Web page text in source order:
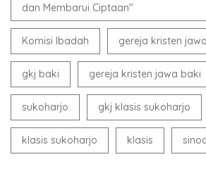
dan Membarui Ciptaan"
Komisi Ibadah gereja kristen jawa
gkj baki gereja kristen jawa baki
sukoharjo gkj klasis sukoharjo
klasis sukoharjo klasis